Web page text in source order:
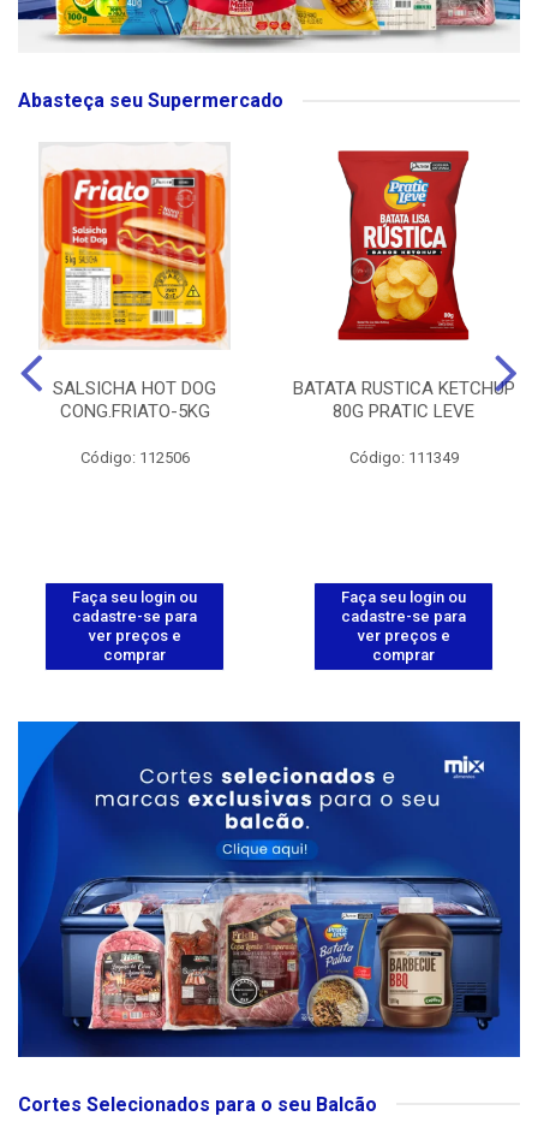
Abasteça seu Supermercado
SALSICHA HOT DOG
CONG.FRIATO-5KG
Código: 112506
Faça seu login ou
cadastre-se para
ver preços e
comprar
BATATA RUSTICA KETCHUP
80G PRATIC LEVE
Código: 111349
Faça seu login ou
cadastre-se para
ver preços e
comprar
Cortes Selecionados para o seu Balcão